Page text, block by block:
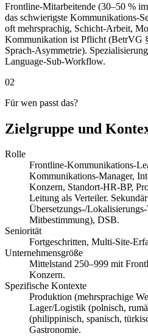
Frontline-Mitarbeitende (30–50 %
das schwierigste Kommunikations-
oft mehrsprachig, Schicht-Arbeit,
Kommunikation ist Pflicht (BetrVG
Sprach-Asymmetrie).
Language-Sub-Workflow.
02
Für wen passt das?
Zielgruppe und
Rolle
Frontline-Kommunikations-
Kommunikations-Manager,
Konzern, Standort-HR-BP,
Leitung als Verteiler.
Übersetzungs-/
Mitbestimmung), DSB.
Seniorität
Fortgeschritten, Multi-Site-
Unternehmensgröße
Mittelstand 250–999 mit
Konzern.
Spezifische Kontexte
Produktion (mehrsprachige
Lager/Logistik (polnisch,
(philippinisch, spanisch,
Gastronomie.